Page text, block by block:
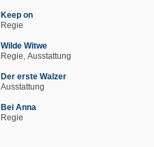
Keep on
Regie
Wilde Witwe
Regie Ausstattung
Der erste Walzer
Ausstattung
Bei Anna
Regie